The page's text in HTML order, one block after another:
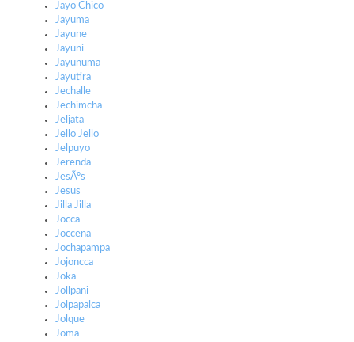
Jayo Chico
Jayuma
Jayune
Jayuni
Jayunuma
Jayutira
Jechalle
Jechimcha
Jeljata
Jello Jello
Jelpuyo
Jerenda
JesÃºs
Jesus
Jilla Jilla
Jocca
Joccena
Jochapampa
Jojoncca
Joka
Jollpani
Jolpapalca
Jolque
Joma